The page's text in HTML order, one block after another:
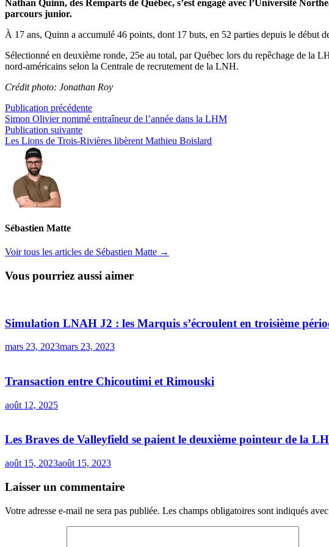
Nathan Quinn, des Remparts de Québec, s’est engagé avec l’Université
parcours junior.
À 17 ans, Quinn a accumulé 46 points, dont 17 buts, en 52 parties depuis le début
Sélectionné en deuxième ronde, 25e au total, par Québec lors du repêchage de la
nord-américains selon la Centrale de recrutement de la LNH.
Crédit photo: Jonathan Roy
Navigation
de
l’article
Publication précédentePublication
précédente :
Simon Olivier nommé entraîneur de l’année dans la LHM
Publication suivantePublication
suivante :
Les Lions de Trois-Rivières libèrent Mathieu Boislard
Sébastien Matte
Voir tous les articles de Sébastien Matte →
Vous pourriez aussi aimer
Simulation LNAH J2 : les Marquis s’écroulent en troisième
mars 23, 2023mars 23, 2023
Transaction entre Chicoutimi et Rimouski
août 12, 2025
Les Braves de Valleyfield se paient le deuxième pointeur de la
août 15, 2023août 15, 2023
Laisser un commentaire
Votre adresse e-mail ne sera pas publiée. Les champs obligatoires sont indiqués avec